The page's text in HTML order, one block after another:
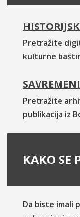
Pretražite
kulturne
Pretražite
publikacija iz
KAKO SE
Da biste imali